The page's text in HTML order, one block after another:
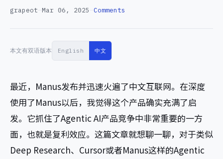
grapeot Mar 06, 2025 Comments
本文有双语版本 English 中文
最近，Manus发布并迅速火遍了中文互联网。在深度
使用了Manus以后，我觉得这个产品确实充满了启
发。它抓住了Agentic AI产品竞争中非常重要的一方
面，也就是复利效应。这篇文章就想聊一聊，对于类似
Deep Research、Cursor或者Manus这样的Agentic